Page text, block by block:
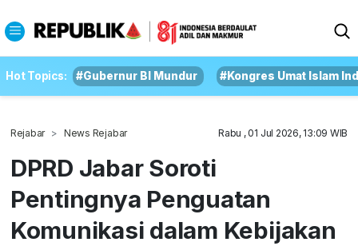
Hot Topics: #Gubernur BI Mundur #Kongres Umat Islam
Rejabar News Rejabar Rabu , 01 Jul 2026, 13:09 WIB
DPRD Jabar Soroti
Pentingnya Penguatan
Komunikasi dalam Kebijakan